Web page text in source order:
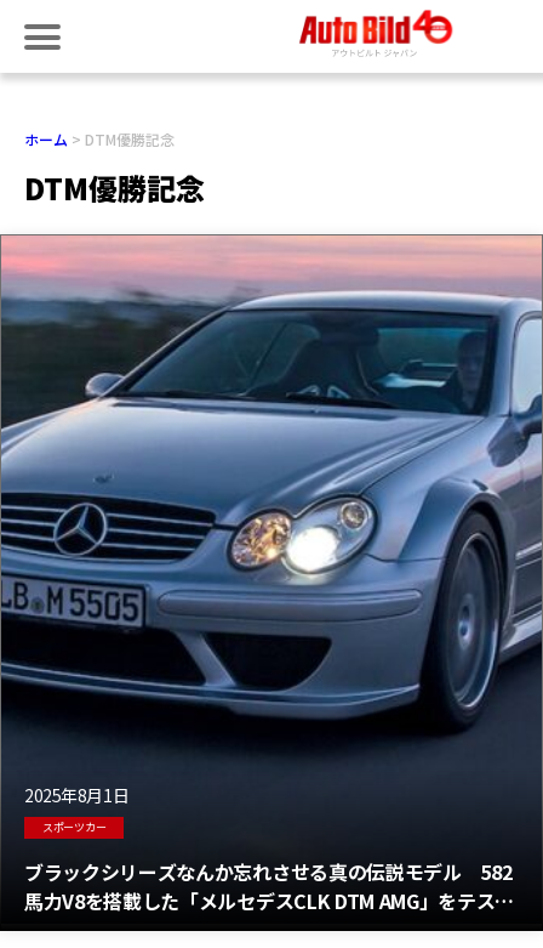
ホーム DTM優勝記念
DTM優勝記念
2025年8月1日
スポーツカー
ブラックシリーズなんか忘れさせる真の伝説モデル 582
馬力V8を搭載した「メルセデスCLK DTM AMG」をテス
ト！